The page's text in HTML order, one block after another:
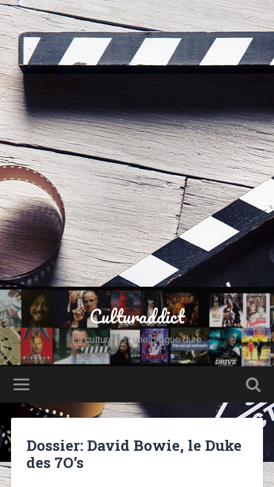
Culturaddict
La culture est une drogue dure
Dossier: David Bowie, le Duke
des 7O’s